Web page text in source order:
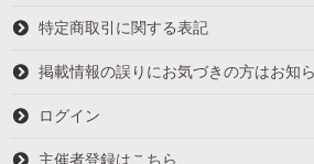
特定商取引に関する表記
掲載情報の誤りにお気づきの方はお知
ログイン
主催者登録はこちら